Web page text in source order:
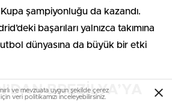
şampiyonluğu da kazandı.
başarıları yalnızca takımına
dünyasına da büyük bir etki
BREZİLYA’YA
ve mevzuata uygun şekilde çerez
veri politikamızı inceleyebilirsiniz.